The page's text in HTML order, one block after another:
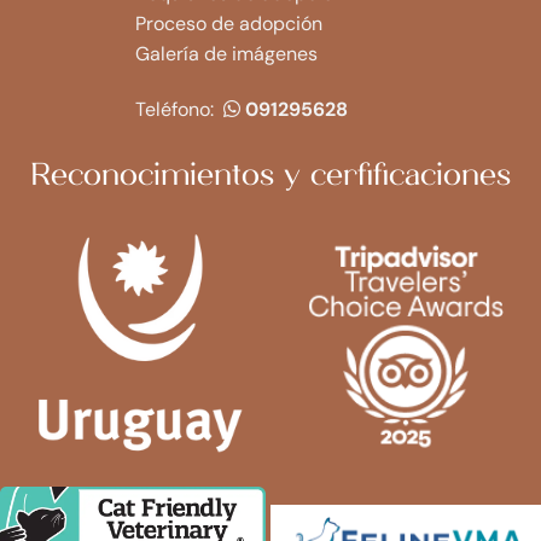
Proceso de adopción
Galería de imágenes
Teléfono: 091295628
Reconocimientos y cerfificaciones